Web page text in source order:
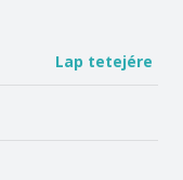
Lap tetejére